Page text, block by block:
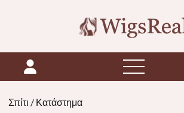
ανοιχτό
μενού
Σπίτι / Κατάστημα